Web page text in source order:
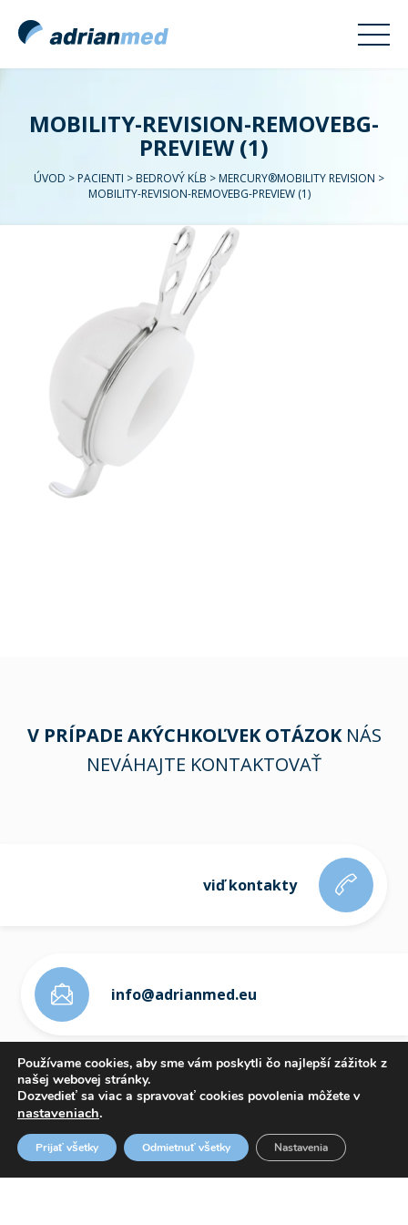
MOBILITY-REVISION-REMOVEBG-
PREVIEW (1)
ÚVOD > PACIENTI > BEDROVÝ KĹB > MERCURY®MOBILITY REVISION >
MOBILITY-REVISION-REMOVEBG-PREVIEW (1)
V PRÍPADE AKÝCHKOĽVEK OTÁZOKNÁS
NEVÁHAJTE KONTAKTOVAŤ
viď kontakty
info@adrianmed.eu
OZNAMOVANIE PROTISPOLOČENSKEJ ČINNOSTI
Používame cookies, aby sme vám poskytli čo najlepší zážitok z
našej webovej stránky.
Dozvedieť sa viac a spravovať cookies povolenia môžete v
nastaveniach.
Prijať všetky Odmietnuť všetky Nastavenia